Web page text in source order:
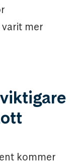
mer
kommer